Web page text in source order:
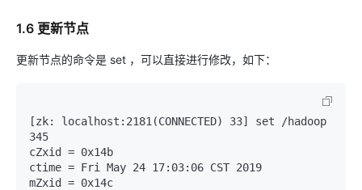
1.6 更新节点
更新节点的命令是 set ，可以直接进行修改，如下：
[zk: localhost:2181(CONNECTED) 33] set /hadoop
345
cZxid = 0x14b
ctime = Fri May 24 17:03:06 CST 2019
mZxid = 0x14c